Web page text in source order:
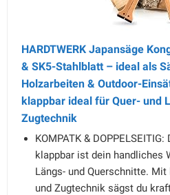
HARDTWERK Japansäge
& SK5-Stahlblatt – ideal als
Holzarbeiten & Outdoor-
klappbar ideal für Quer- und
Zugtechnik
KOMPATK &
klappbar ist dein handliches
Längs- und Querschnitte.
und Zugtechnik sägst du